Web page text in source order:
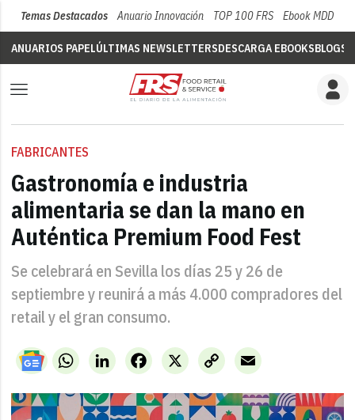
Temas Destacados Anuario Innovación TOP 100 FRS Ebook MDD
ANUARIOS PAPELÚLTIMAS NEWSLETTERSDESCARGA EBOOKSBLOGS
FABRICANTES
Gastronomía e industria
alimentaria se dan la mano en
Auténtica Premium Food Fest
Se celebrará en Sevilla los días 25 y 26 de
septiembre y reunirá a más 4.000 compradores del
retail y el gran consumo.
WhatsAppLinkedIn X
Facebook
Copy
Link
Email